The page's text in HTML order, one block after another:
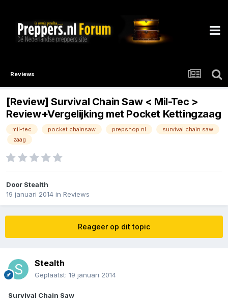
Reviews
[Review] Survival Chain Saw < Mil-Tec >
Review+Vergelijking met Pocket Kettingzaag
mil-tec pocket chainsaw prepshop.nl
survival chain saw
zaag
Door Stealth
19 januari 2014 in Reviews
Reageer op dit topic
Stealth
Geplaatst: 19 januari 2014
Survival Chain Saw